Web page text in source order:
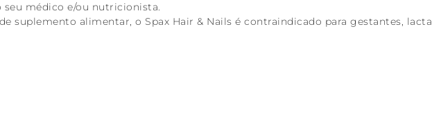
médico e/ou nutricionista.
suplemento alimentar, o Spax Hair & Nails é contraindicado para gestantes,